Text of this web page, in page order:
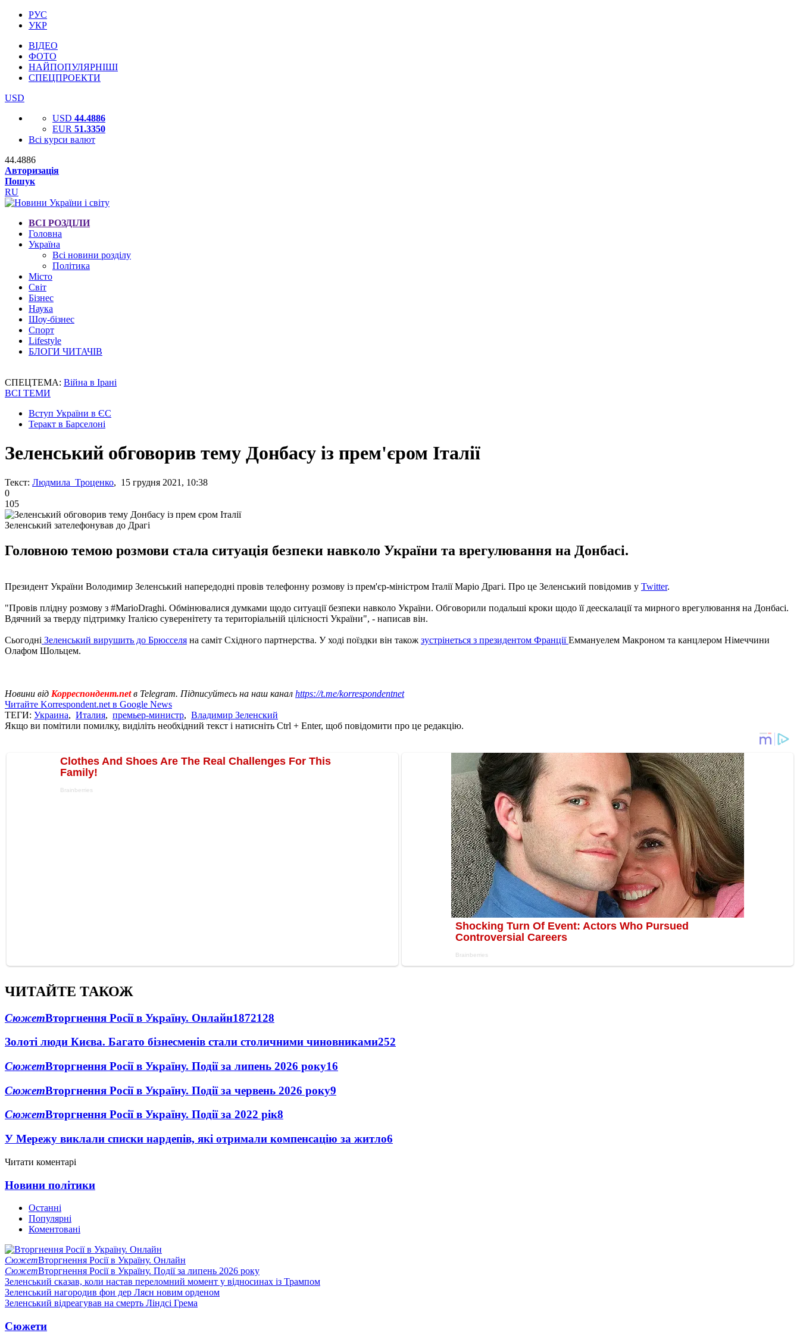
РУС
УКР
ВІДЕО
ФОТО
НАЙПОПУЛЯРНІШІ
СПЕЦПРОЕКТИ
USD
USD 44.4886
EUR 51.3350
Всі курси валют
44.4886
Авторизація
Пошук
RU
ВСІ РОЗДІЛИ
Головна
Україна
Всі новини розділу
Політика
Місто
Світ
Бізнес
Наука
Шоу-бізнес
Спорт
Lifestyle
БЛОГИ ЧИТАЧІВ
СПЕЦТЕМА: Війна в Ірані
ВСІ ТЕМИ
Вступ України в ЄС
Теракт в Барселоні
Зеленський обговорив тему Донбасу із прем'єром Італії
Текст: Людмила Троценко, 15 грудня 2021, 10:38
0
105
Зеленський зателефонував до Драгі
Головною темою розмови стала ситуація безпеки навколо України та врегулювання на Донбасі.
Президент України Володимир Зеленський напередодні провів телефонну розмову із прем'єр-міністром Італії Маріо Драгі. Про це Зеленський повідомив у Twitter.
"Провів плідну розмову з #MarioDraghi. Обмінювалися думками щодо ситуації безпеки навколо України. Обговорили подальші кроки щодо її деескалації та мирного врегулювання на Донбасі.
Вдячний за тверду підтримку Італією суверенітету та територіальній цілісності України", - написав він.
Сьогодні Зеленський вирушить до Брюсселя на саміт Східного партнерства. У ході поїздки він також зустрінеться з президентом ФранціїЕммануелем Макроном та канцлером Німеччини
Олафом Шольцем.
Новини від Корреспондент.netв Telegram. Підписуйтесь на наш канал https://t.me/korrespondentnet
Читайте Korrespondent.net в Google News
ТЕГИ: Украина, Италия, премьер-министр, Владимир Зеленский
Якщо ви помітили помилку, виділіть необхідний текст і натисніть Ctrl + Enter, щоб повідомити про це редакцію.
ЧИТАЙТЕ ТАКОЖ
СюжетВторгнення Росії в Україну. Онлайн1872128
Золоті люди Києва. Багато бізнесменів стали столичними чиновниками252
СюжетВторгнення Росії в Україну. Події за липень 2026 року16
СюжетВторгнення Росії в Україну. Події за червень 2026 року9
СюжетВторгнення Росії в Україну. Події за 2022 рік8
У Мережу виклали списки нардепів, які отримали компенсацію за житло6
Читати коментарі
Новини політики
Останні
Популярні
Коментовані
СюжетВторгнення Росії в Україну. Онлайн
СюжетВторгнення Росії в Україну. Події за липень 2026 року
Зеленський сказав, коли настав переломний момент у відносинах із Трампом
Зеленський нагородив фон дер Ляєн новим орденом
Зеленський відреагував на смерть Ліндсі Грема
Сюжети